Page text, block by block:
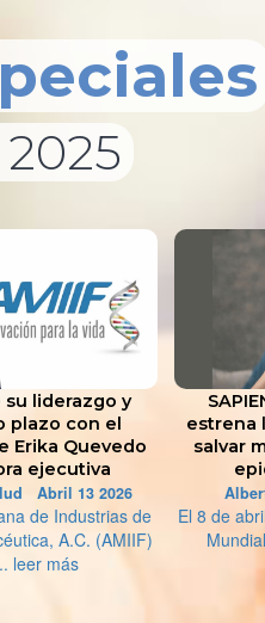
2025
su liderazgo y
plazo con el
Erika Quevedo
ejecutiva
Abril 13 2026
de Industrias de
A.C. (AMIIF)
leer más
estrena
salvar
El 8 de